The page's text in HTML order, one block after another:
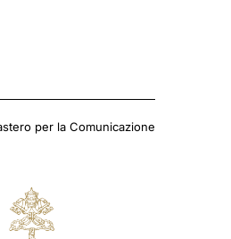
per la Comunicazione